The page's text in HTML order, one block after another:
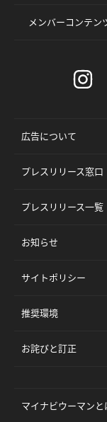
メンバーコンテン
広告について
プレスリリース窓口
プレスリリース一覧
お知らせ
サイトポリシー
推奨環境
お詫びと訂正
マイナビウーマンと